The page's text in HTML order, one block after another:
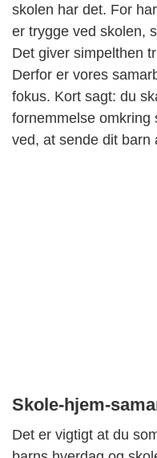
skolen har det. For
er trygge ved skolen,
Det giver simpelthen
Derfor er vores
fokus. Kort sagt: du
fornemmelse omkring
ved, at sende dit barn
Skole-hjem-
Det er vigtigt at du